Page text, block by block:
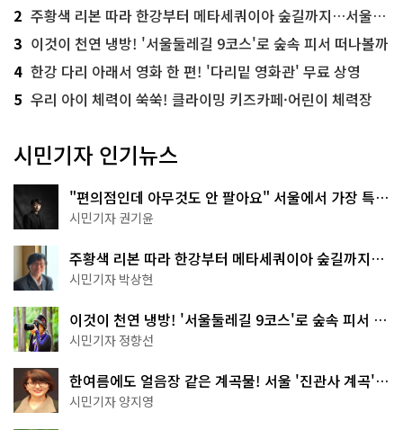
2 주황색 리본 따라 한강부터 메타세쿼이아 숲길까지…서울둘레길 15코스
3 이것이 천연 냉방! '서울둘레길 9코스'로 숲속 피서 떠나볼까
4 한강 다리 아래서 영화 한 편! '다리밑 영화관' 무료 상영
5 우리 아이 체력이 쑥쑥! 클라이밍 키즈카페·어린이 체력장
시민기자 인기뉴스
"편의점인데 아무것도 안 팔아요" 서울에서 가장 특별
한 편의점의 정체
시민기자 권기윤
주황색 리본 따라 한강부터 메타세쿼이아 숲길까지…
서울둘레길 15코스
시민기자 박상현
이것이 천연 냉방! '서울둘레길 9코스'로 숲속 피서 떠
나볼까
시민기자 정향선
한여름에도 얼음장 같은 계곡물! 서울 '진관사 계곡'이
천국이네~
시민기자 양지영